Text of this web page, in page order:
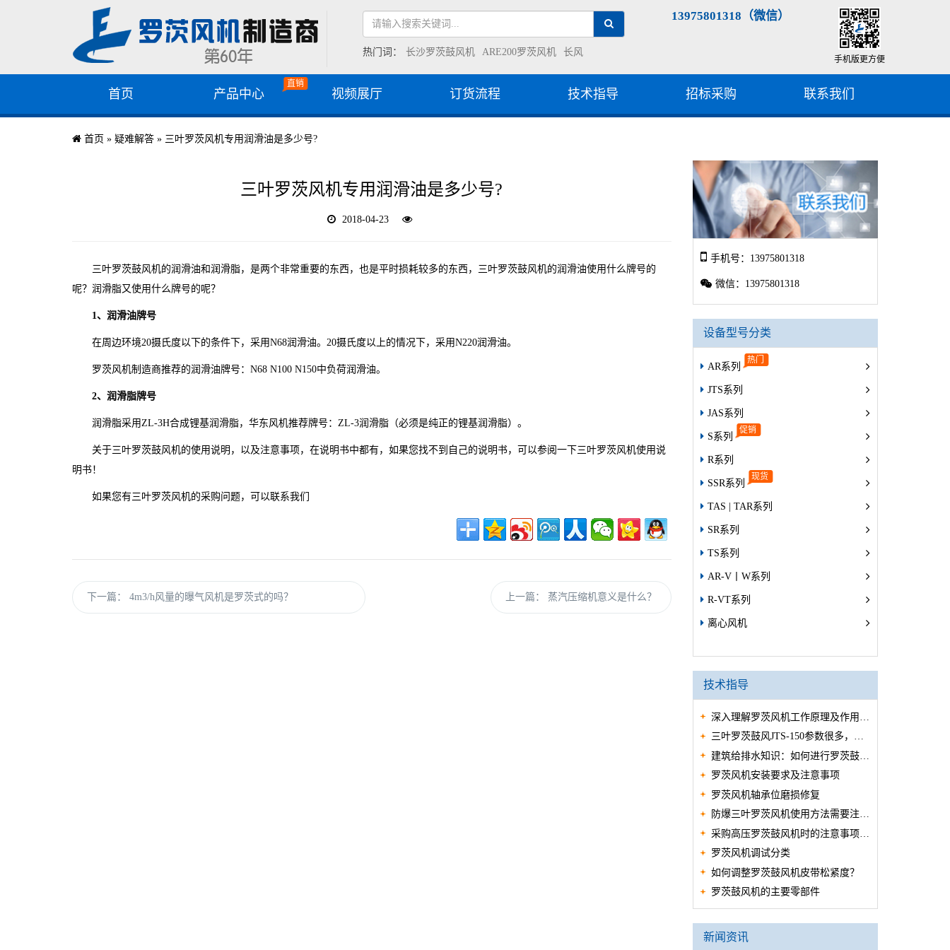
热门词： 长沙罗茨鼓风机 ARE200罗茨风机 长风
13975801318（微信）
手机版更方便
首页 产品中心 视频展厅 订货流程 技术指导 招标采购 联系我们
首页 » 疑难解答 » 三叶罗茨风机专用润滑油是多少号?
三叶罗茨风机专用润滑油是多少号?
2018-04-23
三叶罗茨鼓风机的润滑油和润滑脂，是两个非常重要的东西，也是平时损耗较多的东西，三叶罗茨鼓风机的润滑油使用什么牌号的
呢？润滑脂又使用什么牌号的呢？
1、润滑油牌号
在周边环境20摄氏度以下的条件下，采用N68润滑油。20摄氏度以上的情况下，采用N220润滑油。
罗茨风机制造商推荐的润滑油牌号：N68 N100 N150中负荷润滑油。
2、润滑脂牌号
润滑脂采用ZL-3H合成锂基润滑脂，华东风机推荐牌号：ZL-3润滑脂（必须是纯正的锂基润滑脂）。
关于三叶罗茨鼓风机的使用说明，以及注意事项，在说明书中都有，如果您找不到自己的说明书，可以参阅一下三叶罗茨风机使用说
明书！
如果您有三叶罗茨风机的采购问题，可以联系我们
上一篇： 蒸汽压缩机意义是什么？
下一篇： 4m3/h风量的曝气风机是罗茨式的吗？
手机号：13975801318
微信：13975801318
设备型号分类
AR系列
JTS系列
JAS系列
S系列
R系列
SSR系列
TAS | TAR系列
SR系列
TS系列
AR-V丨W系列
R-VT系列
离心风机
技术指导
深入理解罗茨风机工作原理及作用用
途
三叶罗茨鼓风JTS-150参数很多，现
在提供给大家
建筑给排水知识：如何进行罗茨鼓风
机的保养
罗茨风机安装要求及注意事项
罗茨风机轴承位磨损修复
防爆三叶罗茨风机使用方法需要注意
事项？
采购高压罗茨鼓风机时的注意事项 5
个重点
罗茨风机调试分类
如何调整罗茨鼓风机皮带松紧度？
罗茨鼓风机的主要零部件
新闻资讯